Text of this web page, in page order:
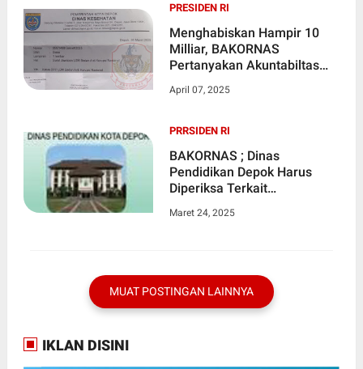
PRESIDEN RI
Menghabiskan Hampir 10
Milliar, BAKORNAS
Pertanyakan Akuntabiltas
Kota DEPOK
April 07, 2025
PRRSIDEN RI
BAKORNAS ; Dinas
Pendidikan Depok Harus
Diperiksa Terkait
Dana BOS Hingga Rp.
Maret 24, 2025
MUAT POSTINGAN LAINNYA
IKLAN DISINI